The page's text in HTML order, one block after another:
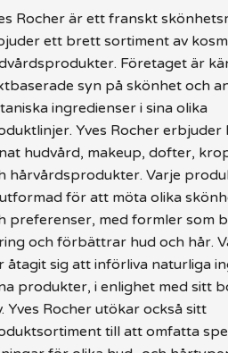
Rocher är ett franskt
ett brett sortiment av
Företaget är
syn på skönhet och
ingredienser i sina olika
Yves Rocher erbjuder
hudvård, makeup, dofter,
hårvårdsprodukter. Varje
för att möta olika
preferenser, med formler som
och förbättrar hud och hår.
åtagit sig att införliva naturliga
produkter, i enlighet med sitt
Yves Rocher utökar också sitt
till att omfatta